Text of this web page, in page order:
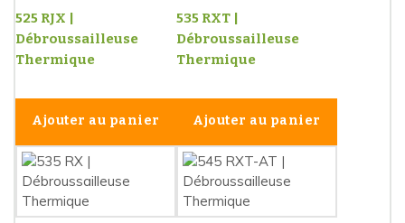
525 RJX |
Débroussailleuse
Thermique
Ajouter au panier
535 RXT |
Débroussailleuse
Thermique
Ajouter au panier